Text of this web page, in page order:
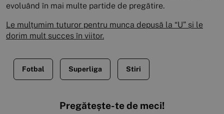
evoluând în mai multe partide de pregătire.
Le mulțumim tuturor pentru munca depusă la “U” și le
dorim mult succes în viitor.
Fotbal Superliga Stiri
Pregătește-te de meci!